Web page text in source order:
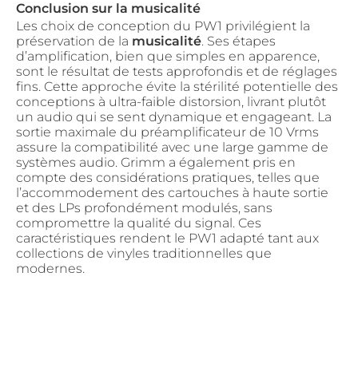
Conclusion sur la musicalité
Les choix de conception du PW1 privilégient la
préservation de la musicalité. Ses étapes
d’amplification, bien que simples en apparence,
sont le résultat de tests approfondis et de réglages
fins. Cette approche évite la stérilité potentielle des
conceptions à ultra-faible distorsion, livrant plutôt
un audio qui se sent dynamique et engageant. La
sortie maximale du préamplificateur de 10 Vrms
assure la compatibilité avec une large gamme de
systèmes audio. Grimm a également pris en
compte des considérations pratiques, telles que
l’accommodement des cartouches à haute sortie
et des LPs profondément modulés, sans
compromettre la qualité du signal. Ces
caractéristiques rendent le PW1 adapté tant aux
collections de vinyles traditionnelles que
modernes.